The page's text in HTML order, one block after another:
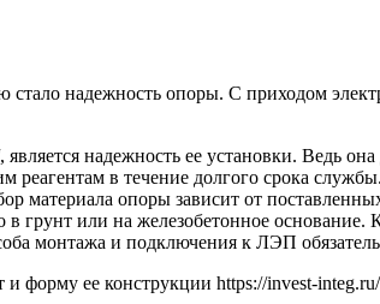
надежность опоры. С приходом
надежность ее установки. Ведь
в течение долгого срока
материала опоры зависит от
или на железобетонное основание.
монтажа и подключения к ЛЭП
форму ее конструкции https://invest-